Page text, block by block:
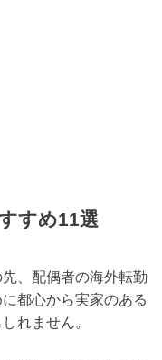
すめ11選
、配偶者の海外転勤
都心から実家のある
れません。